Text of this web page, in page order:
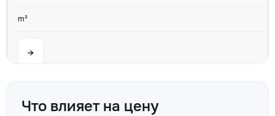
m²
→
Капитальный ремонт
Что влияет на цену